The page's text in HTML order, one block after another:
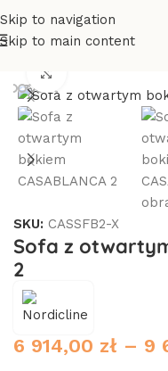
Skip to navigation
Skip to main content
SKU: CASSFB2-X
Sofa z
2
6 914,00 zł – 9